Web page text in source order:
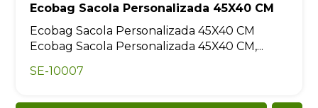
Ecobag Sacola Personalizada 45X40 CM
Ecobag Sacola Personalizada 45X40 CM
Ecobag Sacola Personalizada 45X40 CM,...
SE-10007